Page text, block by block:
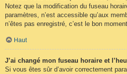
Notez que la modification du fuseau
paramètres, n’est accessible qu’aux
n’êtes pas enregistré, c’est le bon
Haut
J’ai changé mon fuseau horaire et
Si vous êtes sûr d’avoir correctement